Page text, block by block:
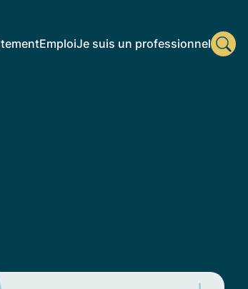
EmploiJe suis un professionnel